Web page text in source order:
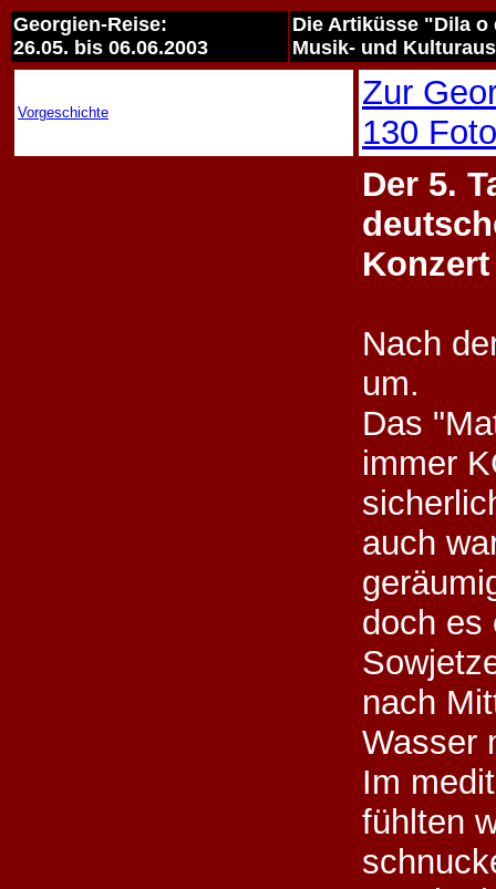
Georgien-Reise:
26.05. bis 06.06.2003
Die Artiküsse "Dila o
Musik- und
Vorgeschichte
Zur
130
Der 5.
Konzert
Nach
um.
Das
immer
auch
doch es
nach
Wasser
Im
fühlten